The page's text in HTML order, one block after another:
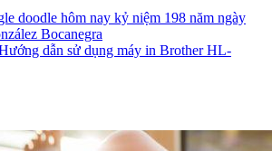
doodle hôm nay kỷ niệm 198 năm ngày
Bocanegra
dẫn sử dụng máy in Brother HL-